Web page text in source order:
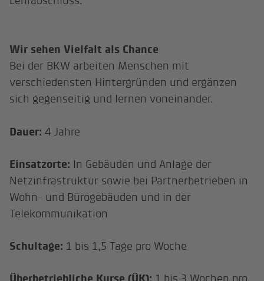
Wir sehen Vielfalt als Chance
Bei der BKW arbeiten Menschen mit
verschiedensten Hintergründen und ergänzen
sich gegenseitig und lernen voneinander.
Dauer:4 Jahre
Einsatzorte: In Gebäuden und Anlage der
Netzinfrastruktur sowie bei Partnerbetrieben in
Wohn- und Bürogebäuden und in der
Telekommunikation
Schultage: 1 bis 1,5 Tage pro Woche
Überbetriebliche Kurse (ÜK): 1 bis 3 Wochen pro